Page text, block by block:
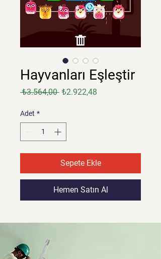
Hayvanları Eşleştir
₺3.564,00 Normal
₺2.922,48
Adet *
Sepete Ekle
Hemen Satın Al